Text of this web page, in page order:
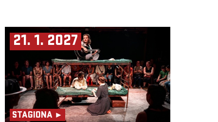
21. 1. 2027
STAGIONA ►